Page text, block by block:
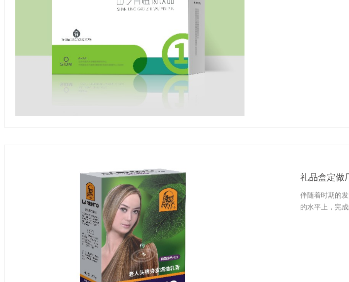
礼品盒定做
伴随着时期的
的水平上，完